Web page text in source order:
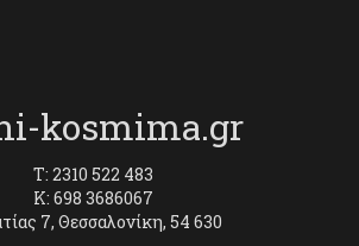
kosmima.gr
T: 2310 522 483
K: 698 3686067
7, Θεσσαλονίκη, 54 630